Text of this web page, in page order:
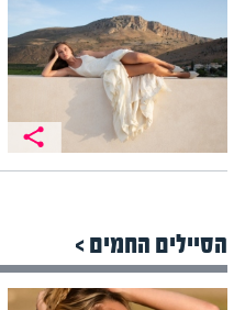
הסיילים החמים >